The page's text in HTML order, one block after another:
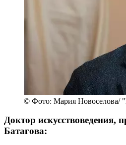
© Фото: Мария Новоселова/
Доктор искусствоведения,
Батагова: